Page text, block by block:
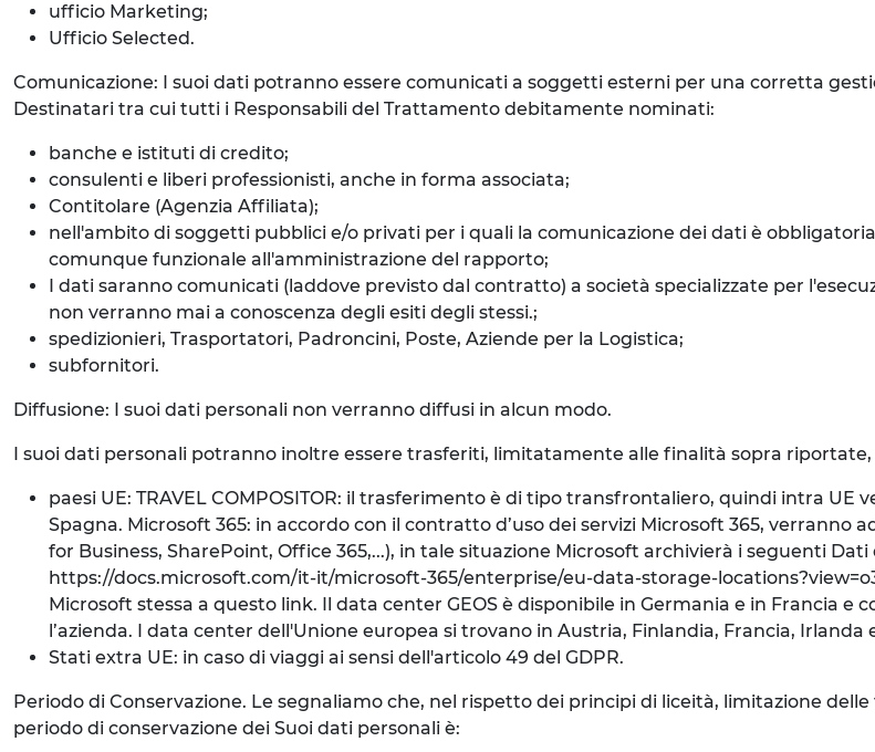
ufficio Marketing;
Ufficio Selected.
Comunicazione: I suoi dati potranno essere comunicati a soggetti esterni per una corretta
Destinatari tra cui tutti i Responsabili del Trattamento debitamente nominati:
banche e istituti di credito;
consulenti e liberi professionisti, anche in forma associata;
Contitolare (Agenzia Affiliata);
nell'ambito di soggetti pubblici e/o privati per i quali la comunicazione dei dati è
comunque funzionale all'amministrazione del rapporto;
I dati saranno comunicati (laddove previsto dal contratto) a società specializzate per
non verranno mai a conoscenza degli esiti degli stessi.;
spedizionieri, Trasportatori, Padroncini, Poste, Aziende per la Logistica;
subfornitori.
Diffusione: I suoi dati personali non verranno diffusi in alcun modo.
I suoi dati personali potranno inoltre essere trasferiti, limitatamente alle finalità sopra
paesi UE: TRAVEL COMPOSITOR: il trasferimento è di tipo transfrontaliero, quindi intra
Spagna. Microsoft 365: in accordo con il contratto d’uso dei servizi Microsoft 365, verranno
for Business, SharePoint, Office 365,...), in tale situazione Microsoft archivierà i seguenti
https://docs.microsoft.com/it-it/microsoft-365/enterprise/eu-data-storage-
Microsoft stessa a questo link. Il data center GEOS è disponibile in Germania e in Francia e
l’azienda. I data center dell'Unione europea si trovano in Austria, Finlandia, Francia, Irlanda
Stati extra UE: in caso di viaggi ai sensi dell'articolo 49 del GDPR.
Periodo di Conservazione. Le segnaliamo che, nel rispetto dei principi di liceità, limitazione
periodo di conservazione dei Suoi dati personali è: